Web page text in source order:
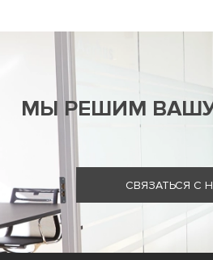
МЫ РЕШИМ
СВЯЗАТЬСЯ С